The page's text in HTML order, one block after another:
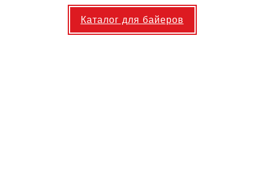
Каталог для байеров